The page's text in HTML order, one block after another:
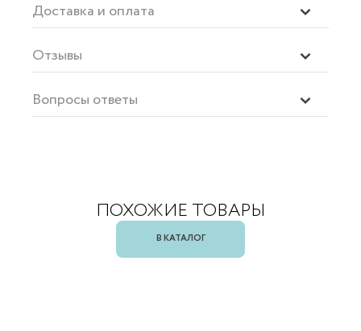
Доставка и оплата
Отзывы
Вопросы ответы
ПОХОЖИЕ ТОВАРЫ
В КАТАЛОГ